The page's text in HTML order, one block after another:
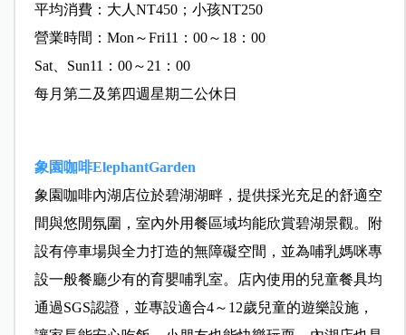
平均消費：大人NT450；小孩NT250
營業時間：Mon～Fri11：00～18：00
Sat、Sun11：00～21：00
每月第二及第四週星期二公休日
象園咖啡ElephantGarden
象園咖啡內湖店位於碧湖湖畔，提供採光充足的舒適空
間與悠閒氛圍，室內外用餐區域均能欣賞碧湖景觀。附
設有停車場與全力打造的無障礙空間，並為哺乳媽咪專
設一般餐廳少有的育嬰哺乳室。店內使用的兒童餐具均
通過SGS認證，並專設適合4～12歲兒童的遊樂設施，